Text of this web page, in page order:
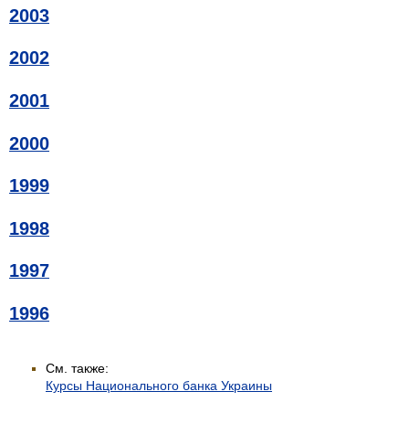
2003
2002
2001
2000
1999
1998
1997
1996
См. также:
Курсы Национального банка Украины